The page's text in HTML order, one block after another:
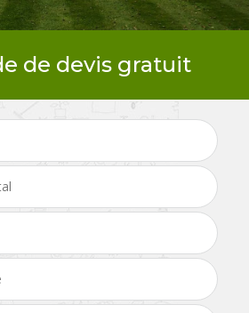
de devis gratuit